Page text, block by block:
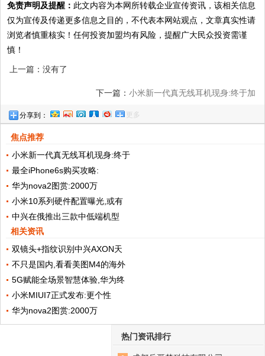
免责声明及提醒： 此文内容为本网所转载企业宣传资讯，该相关信息
仅为宣传及传递更多信息之目的，不代表本网站观点，文章真实性请
浏览者慎重核实！任何投资加盟均有风险，提醒广大民众投资需谨
慎！
上一篇：没有了
下一篇： 小米新一代真无线耳机现身:终于加
分享到： 更多
焦点推荐
小米新一代真无线耳机现身:终于
最全iPhone6s购买攻略:
华为nova2图赏:2000万
小米10系列硬件配置曝光,或有
中兴在俄推出三款中低端机型
相关资讯
双镜头+指纹识别中兴AXON天
不只是国内,看看美图M4的海外
5G赋能全场景智慧体验,华为终
小米MIUI7正式发布:更个性
华为nova2图赏:2000万
热门资讯排行